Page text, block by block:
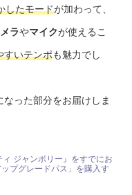
したモードが加わって、
ラやマイクが使えるこ
すいテンポも魅力でし
った部分をお届けしま
ジャンボリー』をすでにお
プグレードパス」を購入す